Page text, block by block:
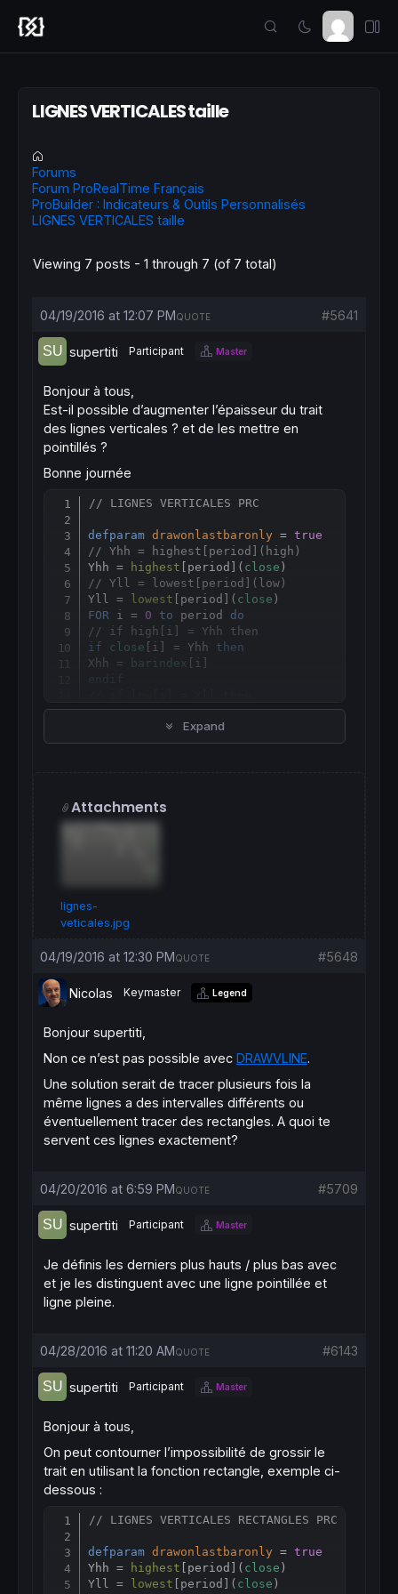
LIGNES VERTICALES taille
Forums
Forum ProRealTime Français
ProBuilder : Indicateurs & Outils Personnalisés
LIGNES VERTICALES taille
Viewing 7 posts - 1 through 7 (of 7 total)
04/19/2016 at 12:07 PM #5641
QUOTE
supertiti Participant Master
Bonjour à tous,
Est-il possible d’augmenter l’épaisseur du trait
des lignes verticales ? et de les mettre en
pointillés ?
Bonne journée
// LIGNES VERTICALES PRC
defparam drawonlastbaronly = true
// Yhh = highest[period](high)
Yhh =
highest period]( close
// Yll = lowest[period](low)
Yll =
lowest period]( close
FOR i = 0 to period do
// if high[i] = Yhh then
if
close [i] = Yhh then
Xhh =
barindex
endif
if close[i] = Yll then
barindex
[i]
endif
cc = customclose
Expand
Attachments
lignes-
veticales.jpg
04/19/2016 at 12:30 PM #5648
QUOTE
Nicolas Keymaster Legend
Bonjour supertiti,
Non ce n’est pas possible avec DRAWVLINE.
Une solution serait de tracer plusieurs fois la
même lignes a des intervalles différents ou
éventuellement tracer des rectangles. A quoi te
servent ces lignes exactement?
04/20/2016 at 6:59 PM #5709
QUOTE
supertiti Participant Master
Je définis les derniers plus hauts / plus bas avec
et je les distinguent avec une ligne pointillée et
ligne pleine.
04/28/2016 at 11:20 AM #6143
QUOTE
supertiti Participant Master
Bonjour à tous,
On peut contourner l’impossibilité de grossir le
trait en utilisant la fonction rectangle, exemple ci-
dessous :
// LIGNES VERTICALES RECTANGLES PRC
defparam drawonlastbaronly = true
Yhh =
highest period]( close )
Yll =
lowest period]( close